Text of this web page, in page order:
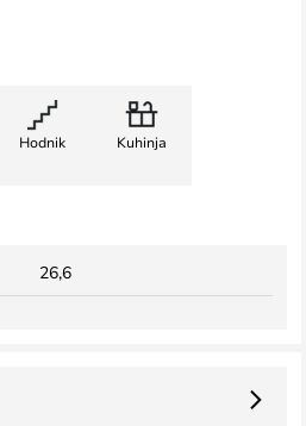
Hodnik Kuhinja
26,6